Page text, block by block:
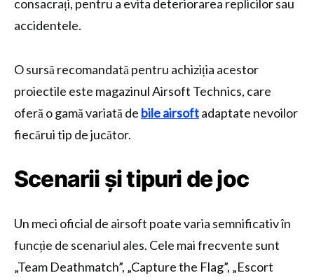
consacrați, pentru a evita deteriorarea replicilor sau
accidentele.
O sursă recomandată pentru achiziția acestor
proiectile este magazinul Airsoft Technics, care
oferă o gamă variată de bile airsoftadaptate nevoilor
fiecărui tip de jucător.
Scenarii și tipuri de joc
Un meci oficial de airsoft poate varia semnificativ în
funcție de scenariul ales. Cele mai frecvente sunt
„Team Deathmatch”, „Capture the Flag”, „Escort